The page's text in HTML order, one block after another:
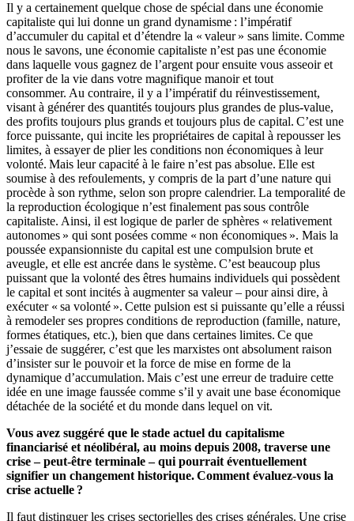
Il y a certainement quelque chose de spécial dans une économie
capitaliste qui lui donne un grand dynamisme : l’impératif
d’accumuler du capital et d’étendre la « valeur » sans limite. Comme
nous le savons, une économie capitaliste n’est pas une économie
dans laquelle vous gagnez de l’argent pour ensuite vous asseoir et
profiter de la vie dans votre magnifique manoir et tout
consommer. Au contraire, il y a l’impératif du réinvestissement,
visant à générer des quantités toujours plus grandes de plus-value,
des profits toujours plus grands et toujours plus de capital. C’est une
force puissante, qui incite les propriétaires de capital à repousser les
limites, à essayer de plier les conditions non économiques à leur
volonté. Mais leur capacité à le faire n’est pas absolue. Elle est
soumise à des refoulements, y compris de la part d’une nature qui
procède à son rythme, selon son propre calendrier. La temporalité de
la reproduction écologique n’est finalement pas sous contrôle
capitaliste. Ainsi, il est logique de parler de sphères « relativement
autonomes » qui sont posées comme « non économiques ». Mais la
poussée expansionniste du capital est une compulsion brute et
aveugle, et elle est ancrée dans le système. C’est beaucoup plus
puissant que la volonté des êtres humains individuels qui possèdent
le capital et sont incités à augmenter sa valeur – pour ainsi dire, à
exécuter « sa volonté ». Cette pulsion est si puissante qu’elle a réussi
à remodeler ses propres conditions de reproduction (famille, nature,
formes étatiques, etc.), bien que dans certaines limites. Ce que
j’essaie de suggérer, c’est que les marxistes ont absolument raison
d’insister sur le pouvoir et la force de mise en forme de la
dynamique d’accumulation. Mais c’est une erreur de traduire cette
idée en une image faussée comme s’il y avait une base économique
détachée de la société et du monde dans lequel on vit.
Vous avez suggéré que le stade actuel du capitalisme
financiarisé et néolibéral, au moins depuis 2008, traverse une
crise – peut-être terminale – qui pourrait éventuellement
signifier un changement historique. Comment évaluez-vous la
crise actuelle ?
Il faut distinguer les crises sectorielles des crises générales. Une crise